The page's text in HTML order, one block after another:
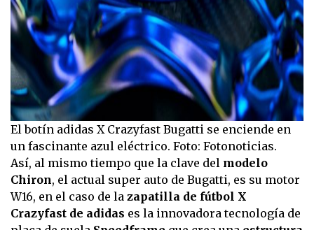
El botín adidas X Crazyfast Bugatti se enciende en
un fascinante azul eléctrico. Foto: Fotonoticias.
Así, al mismo tiempo que la clave del modelo
Chiron, el actual super auto de Bugatti, es su motor
W16, en el caso de la zapatilla de fútbol X
Crazyfast de adidas es la innovadora tecnología de